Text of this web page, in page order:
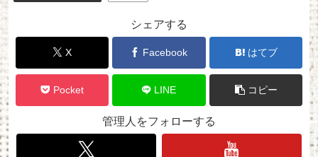
シェアする
X Facebook はてブ
Pocket LINE コピー
管理人をフォローする